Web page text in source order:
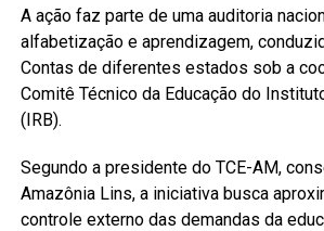
A ação faz parte de uma auditoria
alfabetização e aprendizagem,
Contas de diferentes estados sob a
Comitê Técnico da Educação do
(IRB).
Segundo a presidente do TCE-AM,
Amazônia Lins, a iniciativa busca
controle externo das demandas da